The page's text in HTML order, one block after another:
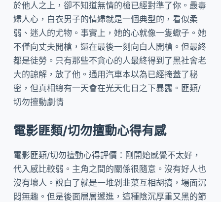
於他人之上，卻不知道無情的槍已經對準了你。最毒
婦人心，白衣男子的情婦就是一個典型的，看似柔
弱、迷人的尤物。事實上，她的心就像一隻蠍子。她
不僅向丈夫開槍，還在最後一刻向白人開槍。但最終
都是徒勞。只有那些不貪心的人最終得到了黑社會老
大的諒解，放了他。通用汽車本以為已經掩蓋了秘
密，但真相總有一天會在光天化日之下暴露。匪類/
切勿擅動劇情
電影匪類/切勿擅動心得有感
電影匪類/切勿擅動心得評價：剛開始感覺不太好，
代入感比較弱。主角之間的關係很隨意。沒有好人也
沒有壞人。說白了就是一堆剁韭菜互相胡搞，場面沉
悶無趣。但是後面層層遞進，這種陰沉厚重又黑的節